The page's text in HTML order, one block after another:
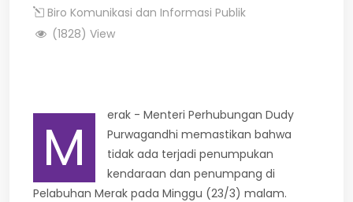
Biro Komunikasi dan Informasi Publik
(1828) View
M
erak - Menteri Perhubungan Dudy
Purwagandhi memastikan bahwa
tidak ada terjadi penumpukan
kendaraan dan penumpang di
Pelabuhan Merak pada Minggu (23/3) malam.